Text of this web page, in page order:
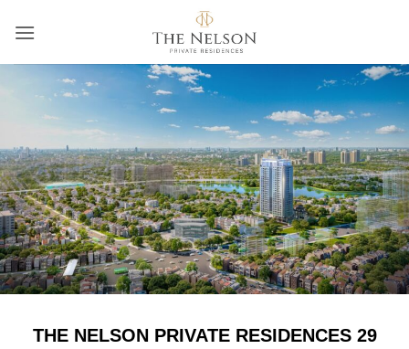
qua
THE NELSON PRIVATE RESIDENCES 29